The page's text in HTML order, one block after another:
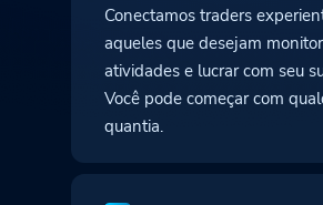
Conectamos traders
aqueles que desejam
atividades e lucrar com seu
Você pode começar com
quantia.